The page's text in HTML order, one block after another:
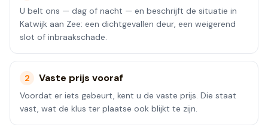
U belt ons — dag of nacht — en beschrijft de situatie in
Katwijk aan Zee: een dichtgevallen deur, een weigerend
slot of inbraakschade.
2 Vaste prijs vooraf
Voordat er iets gebeurt, kent u de vaste prijs. Die staat
vast, wat de klus ter plaatse ook blijkt te zijn.